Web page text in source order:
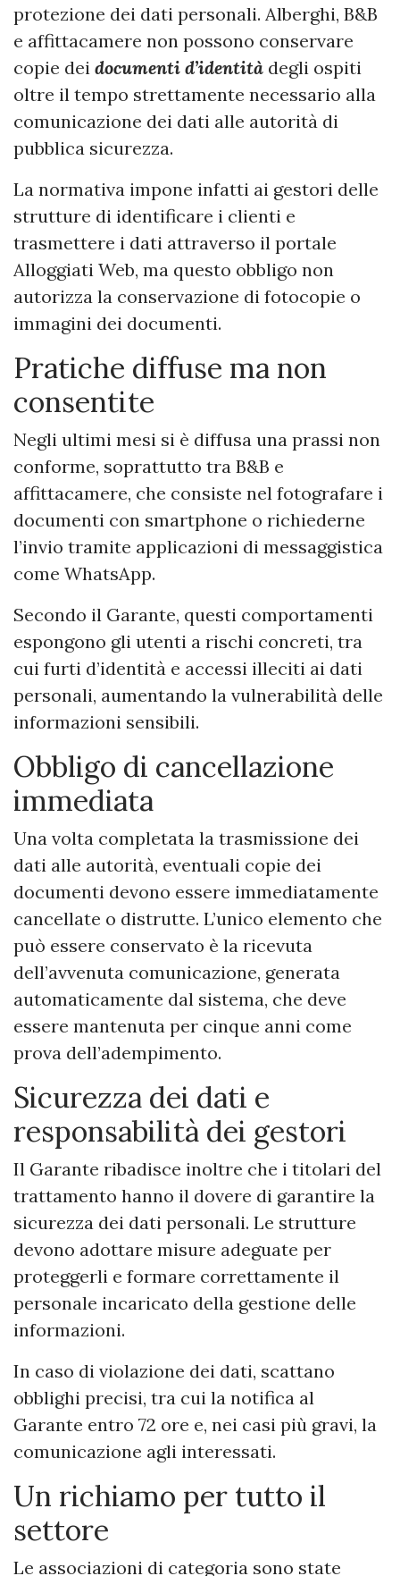
protezione dei dati personali. Alberghi, B&B
e affittacamere non possono conservare
copie dei documenti d’identità degli ospiti
oltre il tempo strettamente necessario alla
comunicazione dei dati alle autorità di
pubblica sicurezza.
La normativa impone infatti ai gestori delle
strutture di identificare i clienti e
trasmettere i dati attraverso il portale
Alloggiati Web, ma questo obbligo non
autorizza la conservazione di fotocopie o
immagini dei documenti.
Pratiche diffuse ma non
consentite
Negli ultimi mesi si è diffusa una prassi non
conforme, soprattutto tra B&B e
affittacamere, che consiste nel fotografare i
documenti con smartphone o richiederne
l’invio tramite applicazioni di messaggistica
come WhatsApp.
Secondo il Garante, questi comportamenti
espongono gli utenti a rischi concreti, tra
cui furti d’identità e accessi illeciti ai dati
personali, aumentando la vulnerabilità delle
informazioni sensibili.
Obbligo di cancellazione
immediata
Una volta completata la trasmissione dei
dati alle autorità, eventuali copie dei
documenti devono essere immediatamente
cancellate o distrutte. L’unico elemento che
può essere conservato è la ricevuta
dell’avvenuta comunicazione, generata
automaticamente dal sistema, che deve
essere mantenuta per cinque anni come
prova dell’adempimento.
Sicurezza dei dati e
responsabilità dei gestori
Il Garante ribadisce inoltre che i titolari del
trattamento hanno il dovere di garantire la
sicurezza dei dati personali. Le strutture
devono adottare misure adeguate per
proteggerli e formare correttamente il
personale incaricato della gestione delle
informazioni.
In caso di violazione dei dati, scattano
obblighi precisi, tra cui la notifica al
Garante entro 72 ore e, nei casi più gravi, la
comunicazione agli interessati.
Un richiamo per tutto il
settore
Le associazioni di categoria sono state